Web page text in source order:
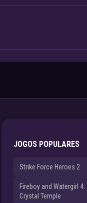
JOGOS POPULARES
Strike Force Heroes 2
Fireboy and Watergirl 4:
Crystal Temple